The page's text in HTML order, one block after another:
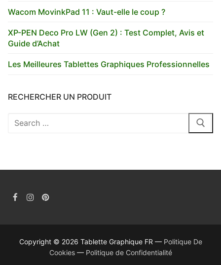
Wacom MovinkPad 11 : Vaut-elle le coup ?
XP-PEN Deco Pro LW (Gen 2) : Test Complet, Avis et
Guide d’Achat
Les Meilleures Tablettes Graphiques Professionnelles
RECHERCHER UN PRODUIT
Rechercher
Copyright © 2026 Tablette Graphique FR — Politique De
Cookies— Politique de Confidentialité